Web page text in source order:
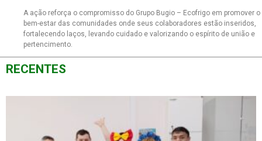
A ação reforça o compromisso do Grupo Bugio – Ecofrigo em promover o
bem-estar das comunidades onde seus colaboradores estão inseridos,
fortalecendo laços, levando cuidado e valorizando o espírito de união e
pertencimento.
RECENTES